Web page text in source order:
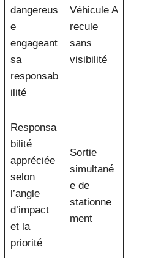
dangereus
e
engageant
sa
responsab
ilité
Véhicule A
recule
sans
visibilité
Responsa
bilité
appréciée
selon
l’angle
d’impact
et la
priorité
Sortie
simultané
e de
stationne
ment